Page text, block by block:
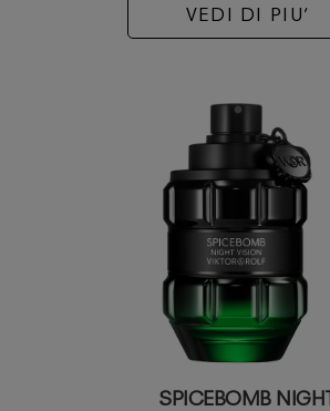
VEDI DI PIU’
SPICEBOMB NIGHT